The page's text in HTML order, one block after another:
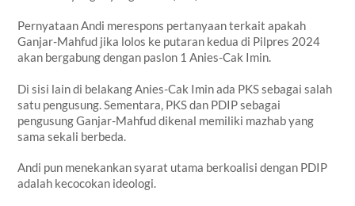
Pernyataan Andi merespons pertanyaan terkait apakah
Ganjar-Mahfud jika lolos ke putaran kedua di Pilpres 2024
akan bergabung dengan paslon 1 Anies-Cak Imin.
Di sisi lain di belakang Anies-Cak Imin ada PKS sebagai salah
satu pengusung. Sementara, PKS dan PDIP sebagai
pengusung Ganjar-Mahfud dikenal memiliki mazhab yang
sama sekali berbeda.
Andi pun menekankan syarat utama berkoalisi dengan PDIP
adalah kecocokan ideologi.